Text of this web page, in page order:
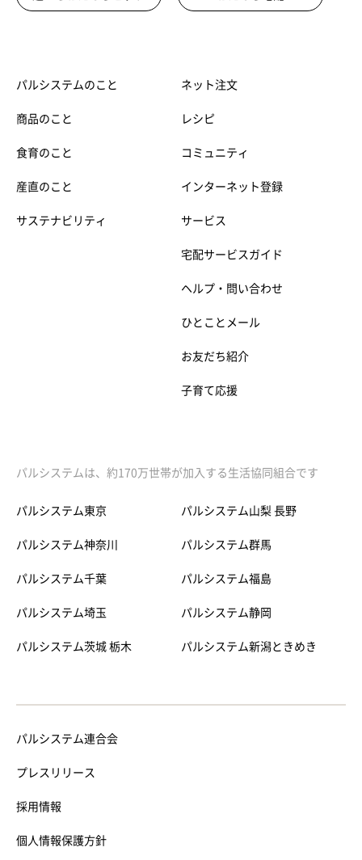
パルシステムのこと
商品のこと
食育のこと
産直のこと
サステナビリティ
ネット注文
レシピ
コミュニティ
インターネット登録
サービス
宅配サービスガイド
ヘルプ・問い合わせ
ひとことメール
お友だち紹介
子育て応援
パルシステムは、約170万世帯が加入する生活協同組合です
パルシステム東京
パルシステム神奈川
パルシステム千葉
パルシステム埼玉
パルシステム茨城 栃木
パルシステム山梨 長野
パルシステム群馬
パルシステム福島
パルシステム静岡
パルシステム新潟ときめき
パルシステム連合会
プレスリリース
採用情報
個人情報保護方針